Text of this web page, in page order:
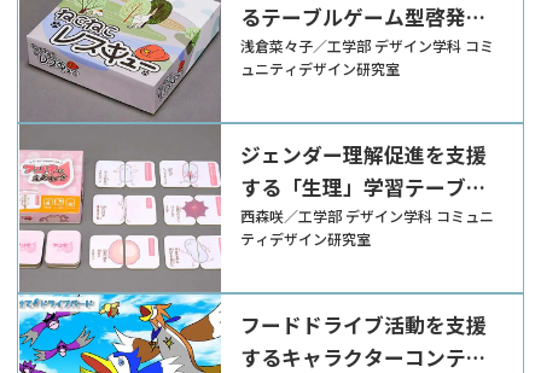
るテーブルゲーム型啓発ツ
ール『ねこねこレスキュ
ー』
浅倉菜々子／工学部 デザイン学科 コミ
ュニティデザイン研究室
ジェンダー理解促進を支援
する「生理」学習テーブル
ゲーム『知っておこう！女
の子の身体 アンネのえあ
わせ』
西森咲／工学部 デザイン学科 コミュニ
ティデザイン研究室
フードドライブ活動を支援
するキャラクターコンテン